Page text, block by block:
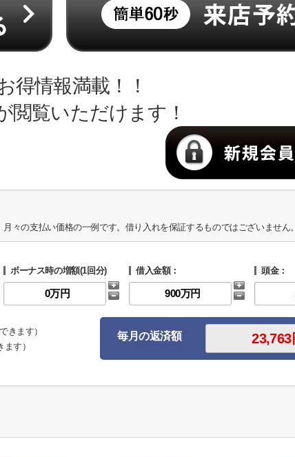
得情報満載！！
閲覧いただけます！
々の支払い価格の一例です。借り入れを保証するものではございません。
ボーナス時の増額(1回分) 借入金額： 頭金：
きます）
す）
毎月の返済額